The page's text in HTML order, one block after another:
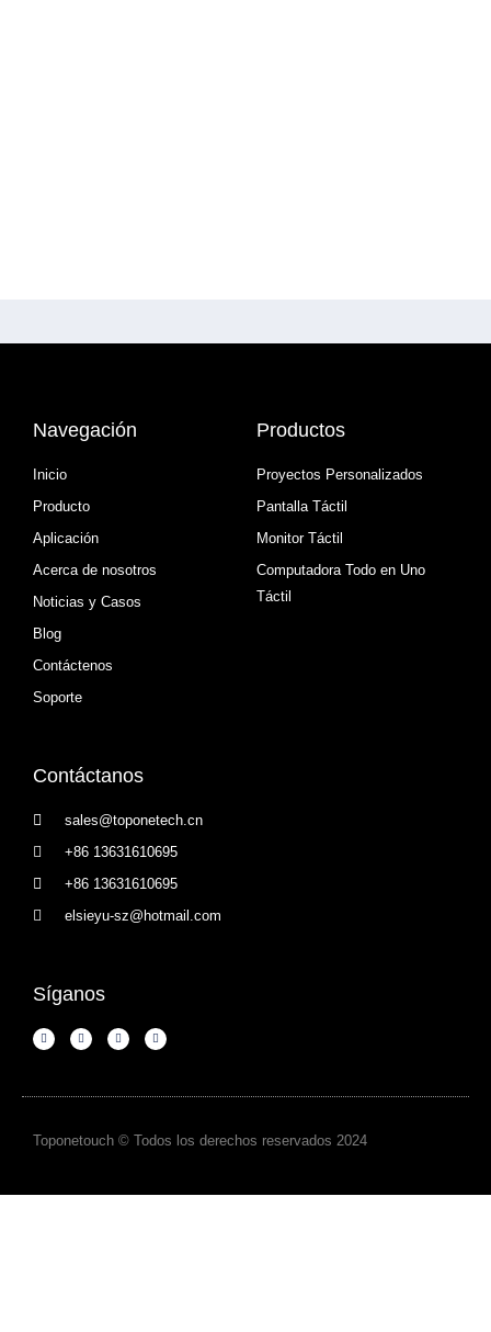
Navegación
Inicio
Producto
Aplicación
Acerca de nosotros
Noticias y Casos
Blog
Contáctenos
Soporte
Productos
Proyectos Personalizados
Pantalla Táctil
Monitor Táctil
Computadora Todo en Uno
Táctil
Contáctanos
sales@toponetech.cn
+86 13631610695
+86 13631610695
elsieyu-sz@hotmail.com
Síganos
Toponetouch © Todos los derechos reservados 2024